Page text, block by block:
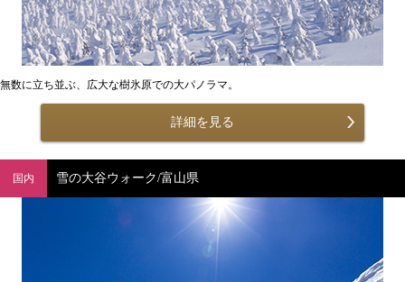
無数に立ち並ぶ、広大な樹氷原での大パノラマ。
詳細を見る
国内 雪の大谷ウォーク/富山県